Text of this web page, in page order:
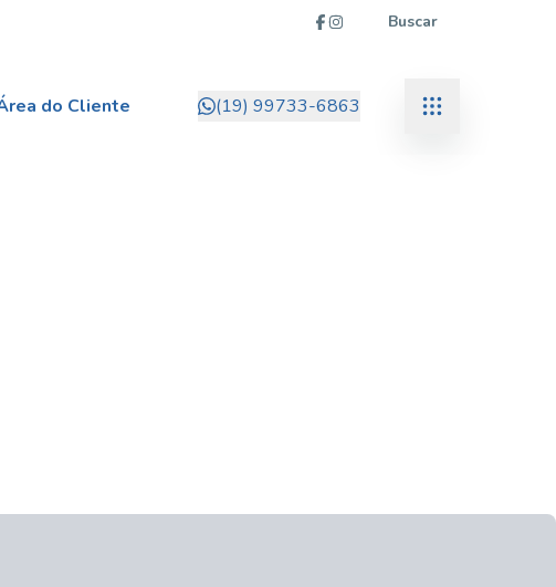
Buscar
do Cliente (19) 99733-6863